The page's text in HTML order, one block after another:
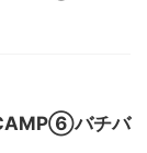
バチバ